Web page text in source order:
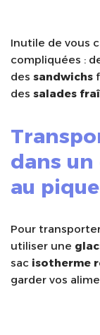
Inutile de vous
compliquées :
des sandwichs
des salades
dans
au
Pour
utiliser une
sac isotherme
garder vos